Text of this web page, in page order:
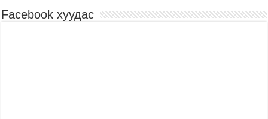
Facebook хуудас